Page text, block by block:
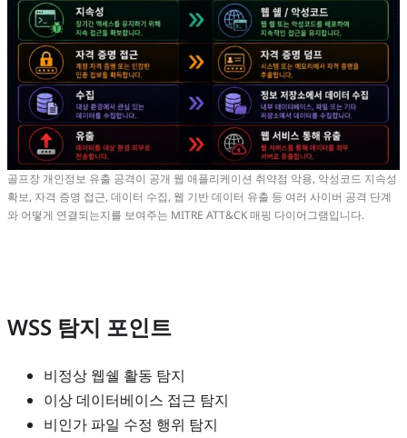
골프장 개인정보 유출 공격이 공개 웹 애플리케이션 취약점 악용, 악성코드 지속성
확보, 자격 증명 접근, 데이터 수집, 웹 기반 데이터 유출 등 여러 사이버 공격 단계
와 어떻게 연결되는지를 보여주는 MITRE ATT&CK 매핑 다이어그램입니다.
WSS 탐지 포인트
비정상 웹쉘 활동 탐지
이상 데이터베이스 접근 탐지
비인가 파일 수정 행위 탐지